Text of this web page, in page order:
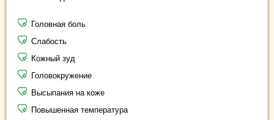
Головная боль
Слабость
Кожный зуд
Головокружение
Высыпания на коже
Повышенная температура